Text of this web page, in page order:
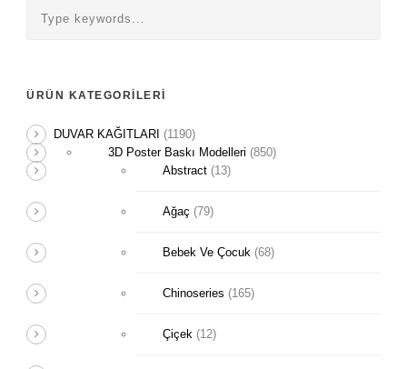
ÜRÜN KATEGORILERI
DUVAR KAĞITLARI (1190)
3D Poster Baskı Modelleri (850)
Abstract (13)
Ağaç (79)
Bebek Ve Çocuk (68)
Chinoseries (165)
Çiçek (12)